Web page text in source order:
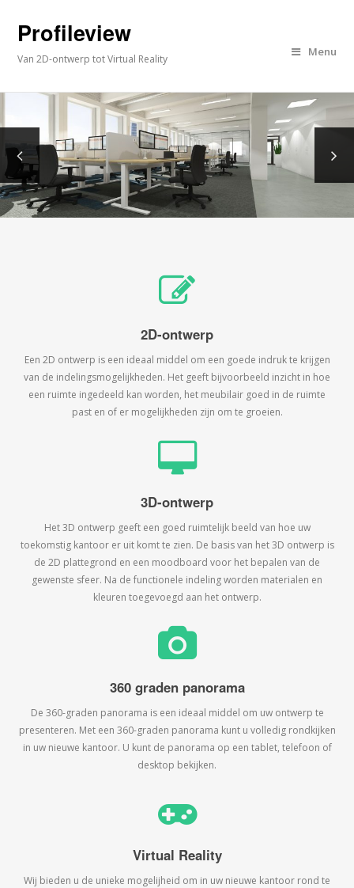
Profileview
Van 2D-ontwerp tot Virtual Reality
Menu
2D-ontwerp
Een 2D ontwerp is een ideaal middel om een goede indruk te krijgen
van de indelingsmogelijkheden. Het geeft bijvoorbeeld inzicht in hoe
een ruimte ingedeeld kan worden, het meubilair goed in de ruimte
past en of er mogelijkheden zijn om te groeien.
3D-ontwerp
Het 3D ontwerp geeft een goed ruimtelijk beeld van hoe uw
toekomstig kantoor er uit komt te zien. De basis van het 3D ontwerp is
de 2D plattegrond en een moodboard voor het bepalen van de
gewenste sfeer. Na de functionele indeling worden materialen en
kleuren toegevoegd aan het ontwerp.
360 graden panorama
De 360-graden panorama is een ideaal middel om uw ontwerp te
presenteren. Met een 360-graden panorama kunt u volledig rondkijken
in uw nieuwe kantoor. U kunt de panorama op een tablet, telefoon of
desktop bekijken.
Virtual Reality
Wij bieden u de unieke mogelijheid om in uw nieuwe kantoor rond te